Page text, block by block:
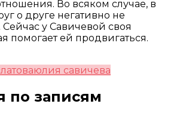
Во всяком случае, в
о друге негативно не
у Савичевой своя
помогает ей продвигаться.
юлия савичева
по записям